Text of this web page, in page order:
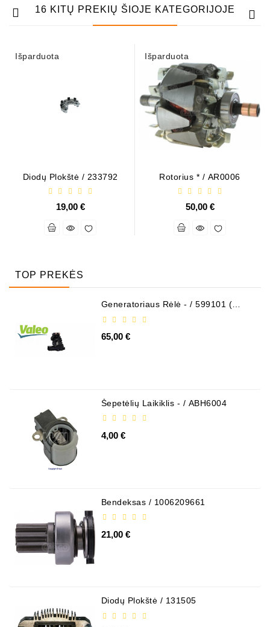
16 KITŲ PREKIŲ ŠIOJE KATEGORIJOJE
Išparduota
Diodų Plokštė / 233792
19,00 €
Išparduota
Rotorius * / AR0006
50,00 €
TOP PREKĖS
Generatoriaus Rėlė - / 599101 (
65,00 €
Šepetėlių Laikiklis - / ABH6004
4,00 €
Bendeksas / 1006209661
21,00 €
Diodų Plokštė / 131505